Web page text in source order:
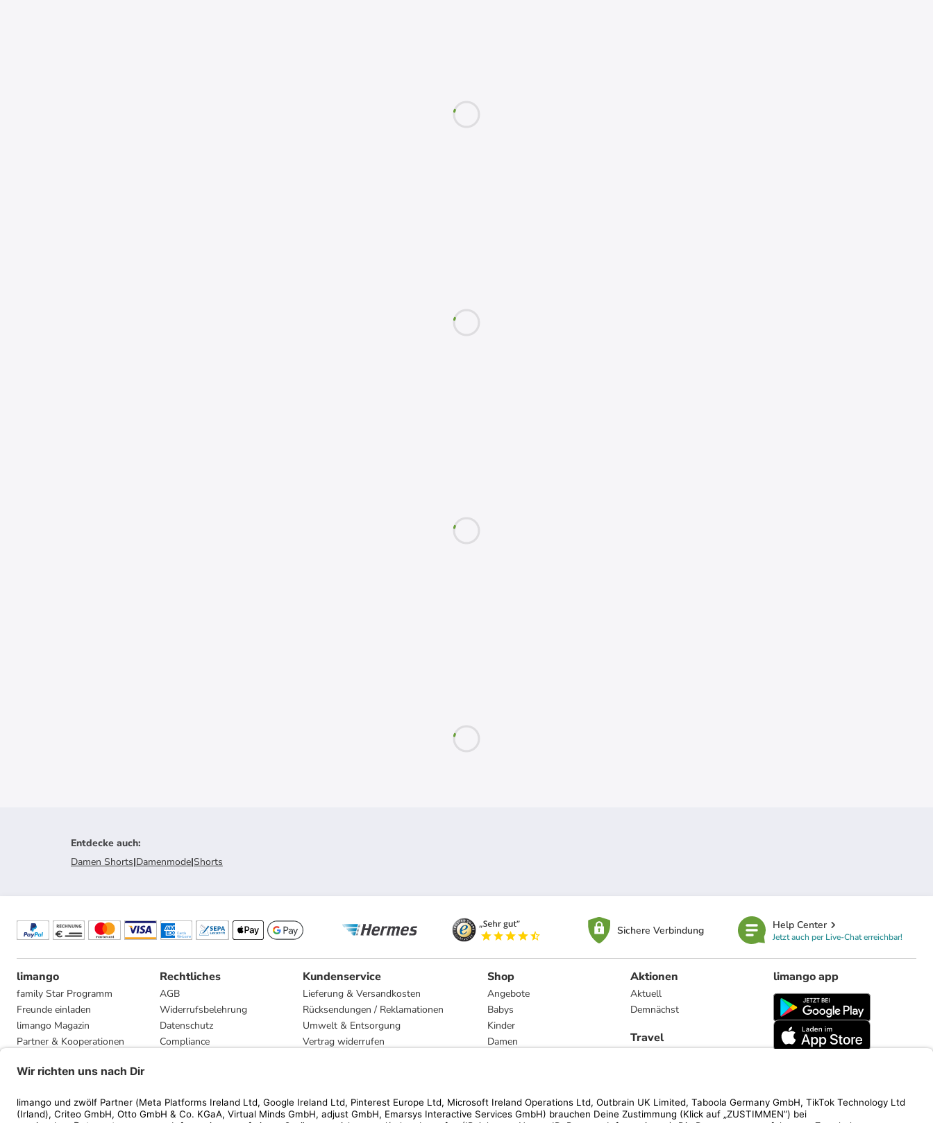
Entdecke auch:
Damen Shorts|Damenmode|Shorts
Sichere Verbindung Help Center
Jetzt auch per Live-Chat erreichbar!
limango
family Star Programm
Freunde einladen
limango Magazin
Partner & Kooperationen
Presse
Rechtliches
AGB
Widerrufsbelehrung
Datenschutz
Compliance
Kundenservice
Lieferung & Versandkosten
Rücksendungen / Reklamationen
Umwelt & Entsorgung
Vertrag widerrufen
Shop
Angebote
Babys
Kinder
Damen
Marken
Aktionen
Aktuell
Demnächst
Travel
limango app